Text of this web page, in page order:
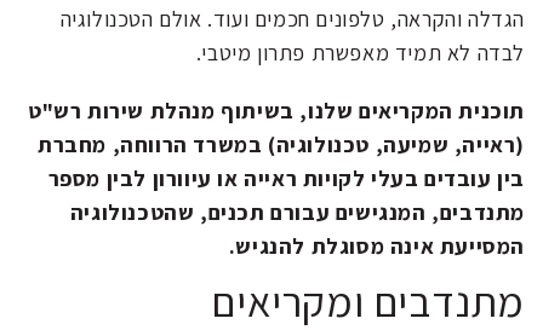
הגדלה והקראה, טלפונים חכמים ועוד. אולם הטכנולוגיה
לבדה לא תמיד מאפשרת פתרון מיטבי.
תוכנית המקריאים שלנו, בשיתוף מנהלת שירות רש"ט
(ראייה, שמיעה, טכנולוגיה) במשרד הרווחה, מחברת
בין עובדים בעלי לקויות ראייה או עיוורון לבין מספר
מתנדבים, המנגישים עבורם תכנים, שהטכנולוגיה
המסייעת אינה מסוגלת להנגיש.
מתנדבים ומקריאים